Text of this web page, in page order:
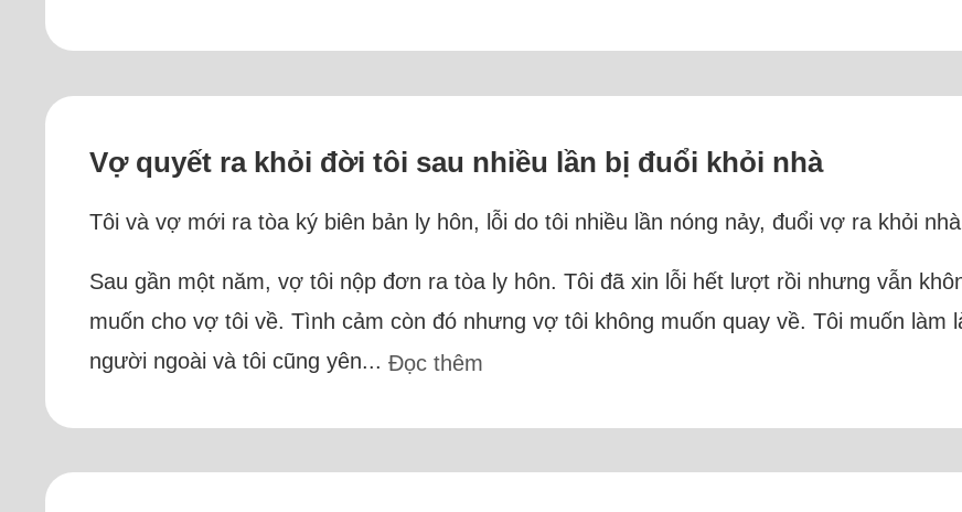
Vợ quyết ra khỏi đời tôi sau nhiều lần bị đuổi khỏi nhà
Tôi và vợ mới ra tòa ký biên bản ly hôn, lỗi do tôi nhiều lần nóng nảy, đuổi vợ ra khỏi
Sau gần một năm, vợ tôi nộp đơn ra tòa ly hôn. Tôi đã xin lỗi hết lượt rồi nhưng vẫn
muốn cho vợ tôi về. Tình cảm còn đó nhưng vợ tôi không muốn quay về. Tôi muốn làm
người ngoài và tôi cũng yên... Đọc thêm